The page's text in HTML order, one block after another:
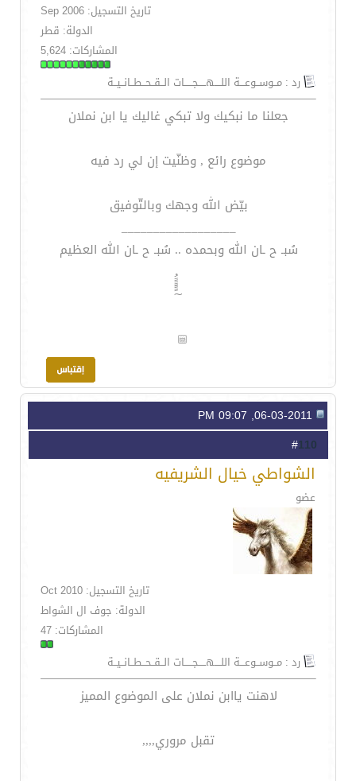
تاريخ التسجيل: Sep 2006
الدولة: قطر
المشاركات: 5,624
رد : مــوســوعـــة اللــــهـــــجـــــات الــقــحــطــانــيــة
جعلنا ما نبكيك ولا تبكي غاليك يا ابن نملان
موضوع رائع , وظنّيت إن لي رد فيه
بيّض الله وجهك وبالتّوفيق
__________________
سُبـ ح ـان الله وبحمده .. سُبـ ح ـان الله العظيم
~ًًًَََُ
110
الشواطي خيال الشريفيه
عضو
تاريخ التسجيل: Oct 2010
الدولة: جوف ال الشواط
المشاركات: 47
رد : مــوســوعـــة اللــــهـــــجـــــات الــقــحــطــانــيــة
لاهنت ياابن نملان على الموضوع المميز
تقبل مروري,,,,